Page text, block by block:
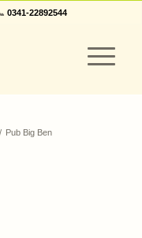
0341-22892544
/ Pub Big Ben